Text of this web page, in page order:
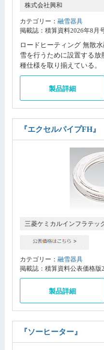
株式会社興和
カテゴリー： 融雪器具
掲載誌：積算資料2026年8月
ロードヒーティング 無散
雪を行うために設置する
種仕様を取り揃えている。
製品詳細
『エクセルパイプFH』
三菱ケミカルインフラテッ
カテゴリー： 融雪器具
掲載誌：積算資料公表価格版
製品詳細
『ソーヒーター』